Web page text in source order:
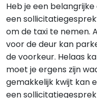
Heb je een
een
om de taxi te nemen.
voor de deur kan
de voorkeur. Helaas
moet je ergens zijn
gemakkelijk kwijt kan
een